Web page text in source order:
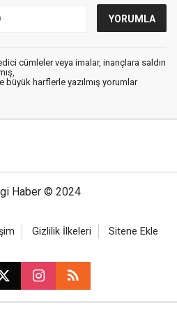
cümleler veya imalar, inançlara saldırı
büyük harflerle yazılmış yorumlar
Haber © 2024
Gizlilik İlkeleri Sitene Ekle